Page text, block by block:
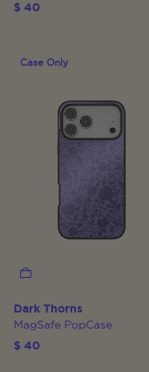
$ 40
Case Only
Dark Thorns
MagSafe PopCase
$ 40